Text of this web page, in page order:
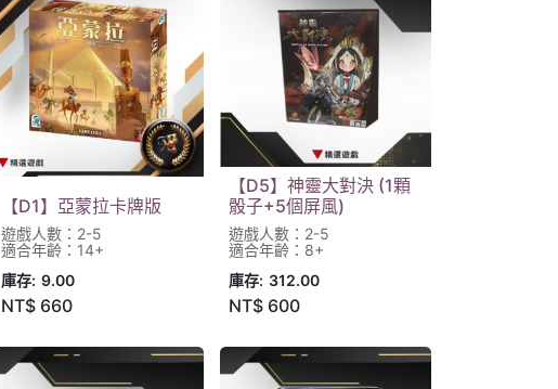
【D1】亞蒙拉卡牌版
遊戲人數：2-5
適合年齡：14+
庫存: 9.00
NT$ 660
【D5】神靈大對決 (1顆
骰子+5個屏風)
遊戲人數：2-5
適合年齡：8+
庫存: 312.00
NT$ 600